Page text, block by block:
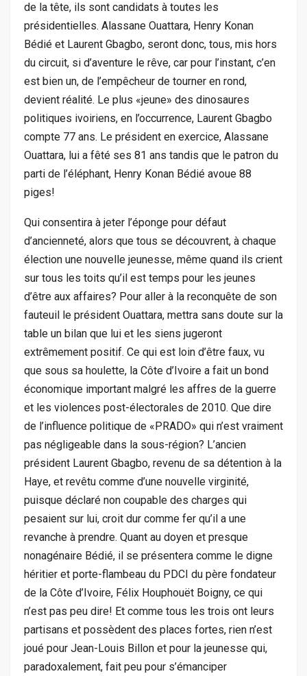
de la tête, ils sont candidats à toutes les
présidentielles. Alassane Ouattara, Henry Konan
Bédié et Laurent Gbagbo, seront donc, tous, mis hors
du circuit, si d’aventure le rêve, car pour l’instant, c’en
est bien un, de l’empêcheur de tourner en rond,
devient réalité. Le plus «jeune» des dinosaures
politiques ivoiriens, en l’occurrence, Laurent Gbagbo
compte 77 ans. Le président en exercice, Alassane
Ouattara, lui a fêté ses 81 ans tandis que le patron du
parti de l’éléphant, Henry Konan Bédié avoue 88
piges!
Qui consentira à jeter l’éponge pour défaut
d’ancienneté, alors que tous se découvrent, à chaque
élection une nouvelle jeunesse, même quand ils crient
sur tous les toits qu’il est temps pour les jeunes
d’être aux affaires? Pour aller à la reconquête de son
fauteuil le président Ouattara, mettra sans doute sur la
table un bilan que lui et les siens jugeront
extrêmement positif. Ce qui est loin d’être faux, vu
que sous sa houlette, la Côte d’Ivoire a fait un bond
économique important malgré les affres de la guerre
et les violences post-électorales de 2010. Que dire
de l’influence politique de «PRADO» qui n’est vraiment
pas négligeable dans la sous-région? L’ancien
président Laurent Gbagbo, revenu de sa détention à la
Haye, et revêtu comme d’une nouvelle virginité,
puisque déclaré non coupable des charges qui
pesaient sur lui, croit dur comme fer qu’il a une
revanche à prendre. Quant au doyen et presque
nonagénaire Bédié, il se présentera comme le digne
héritier et porte-flambeau du PDCI du père fondateur
de la Côte d’Ivoire, Félix Houphouët Boigny, ce qui
n’est pas peu dire! Et comme tous les trois ont leurs
partisans et possèdent des places fortes, rien n’est
joué pour Jean-Louis Billon et pour la jeunesse qui,
paradoxalement, fait peu pour s’émanciper